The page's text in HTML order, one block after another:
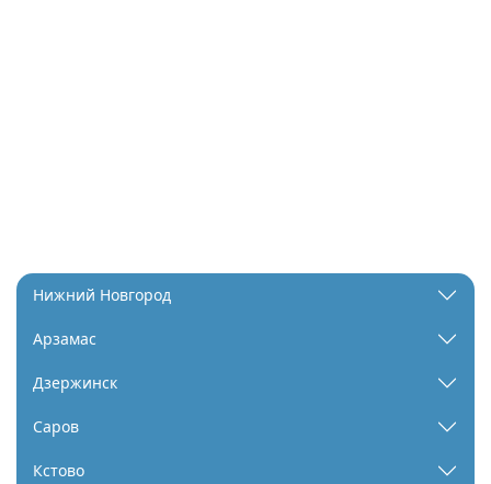
Нижний Новгород
Арзамас
Дзержинск
Саров
Кстово